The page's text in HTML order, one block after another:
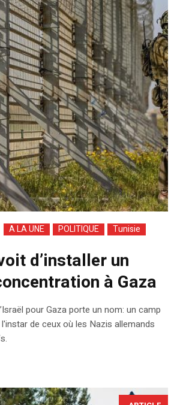
A LA UNE POLITIQUE Tunisie
d’installer un
à Gaza
pour Gaza porte un nom: un camp
de ceux où les Nazis allemands